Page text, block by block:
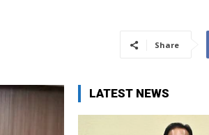
Share
LATEST NEWS